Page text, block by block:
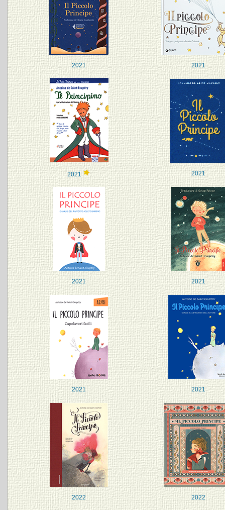
2021 2021
2021 2021
2021 2021
2021 2021
2022 2022